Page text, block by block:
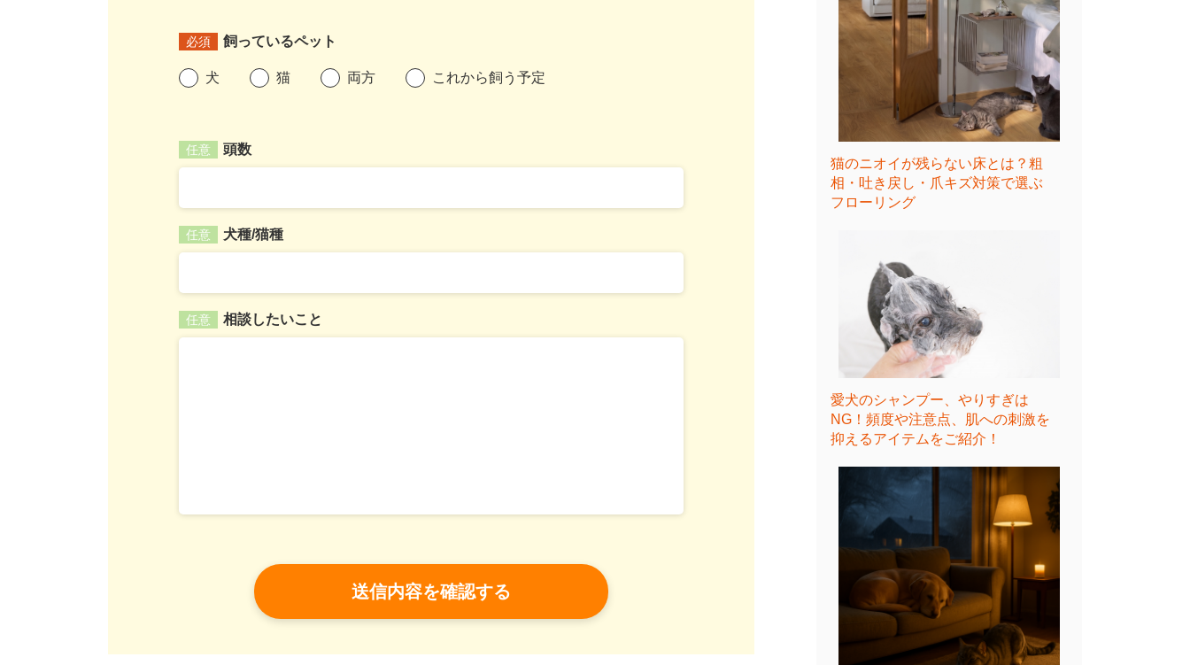
必須 飼っているペット
犬 猫 両方 これから飼う予定
任意 頭数
任意 犬種/猫種
任意 相談したいこと
猫のニオイが残らない床とは？粗
相・吐き戻し・爪キズ対策で選ぶ
フローリング
愛犬のシャンプー、やりすぎは
NG！頻度や注意点、肌への刺激を
抑えるアイテムをご紹介！